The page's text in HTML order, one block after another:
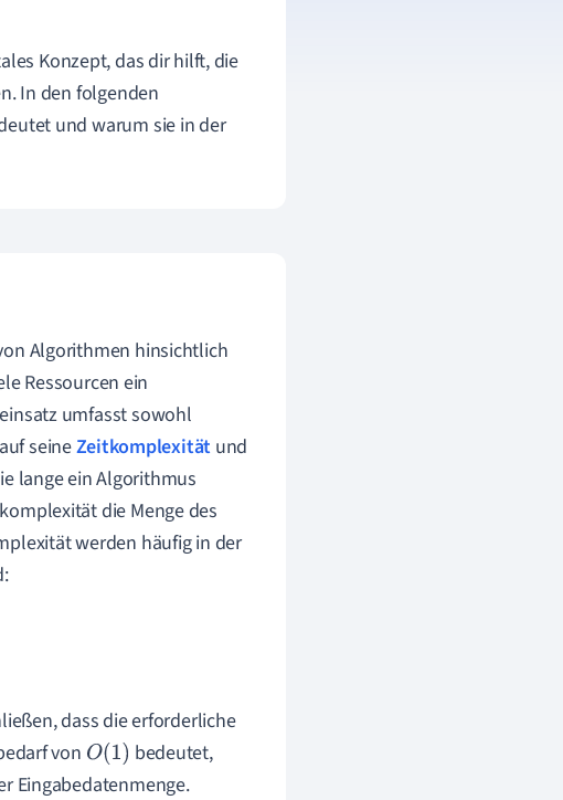
Konzept, das dir hilft, die
In den folgenden
und warum sie in der
Algorithmen hinsichtlich
Ressourcen ein
umfasst sowohl
seineZeitkomplexität und
lange ein Algorithmus
die Menge des
werden häufig in der
dass die erforderliche
von O(1)
bedeutet,
Eingabedatenmenge.